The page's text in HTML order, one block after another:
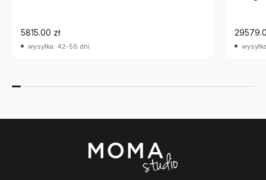
5815.00 zł
wysyłka: 42-56 dni